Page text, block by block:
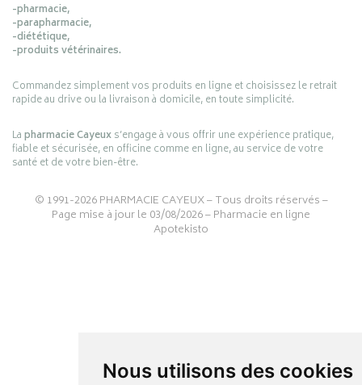
Nous utilisons des cookies
-pharmacie,
-parapharmacie,
-diététique,
-produits vétérinaires.
Commandez simplement vos produits en ligne et choisissez le retrait
rapide au drive ou la livraison à domicile, en toute simplicité.
Lapharmacie Cayeuxs’engage à vous offrir une expérience pratique,
fiable et sécurisée, en officine comme en ligne, au service de votre
santé et de votre bien-être.
© 1991-2026PHARMACIE CAYEUX– Tous droits réservés –
Page mise à jour le 03/08/2026 –Pharmacie en ligne
Apotekisto